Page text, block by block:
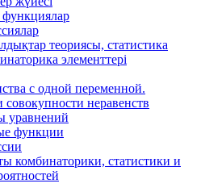
теориясы, статистика
элементтері
с одной переменной.
неравенств
уравнений
функции
комбинаторики, статистики и